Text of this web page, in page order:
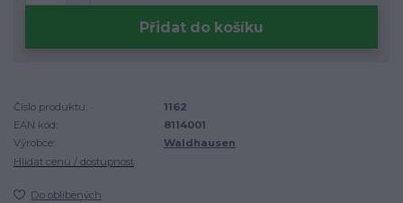
Přidat do košíku
Číslo produktu:
1162
EAN kód:
8114001
Výrobce:
Waldhausen
Hlídat cenu / dostupnost
Do oblíbených